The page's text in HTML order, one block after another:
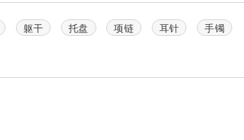
躯干 托盘 项链 耳针
手镯